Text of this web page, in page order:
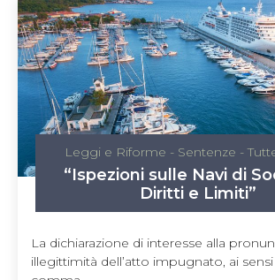
Leggi e Riforme - Sentenze -
“Ispezioni sulle Navi di
Diritti e Limiti”
La dichiarazione di interesse alla
illegittimità dell’atto impugnato, ai sensi